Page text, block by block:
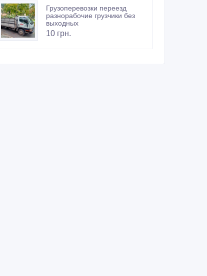
Грузоперевозки переезд
разнорабочие грузчики без
выходных
10 грн.